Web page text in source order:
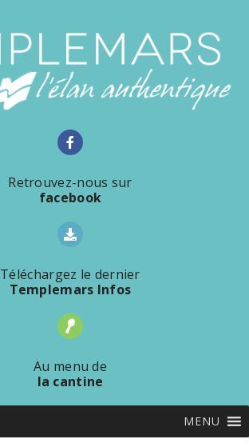
Retrouvez-nous sur
facebook
Téléchargez le dernier
Templemars Infos
Au menu de
la cantine
MENU